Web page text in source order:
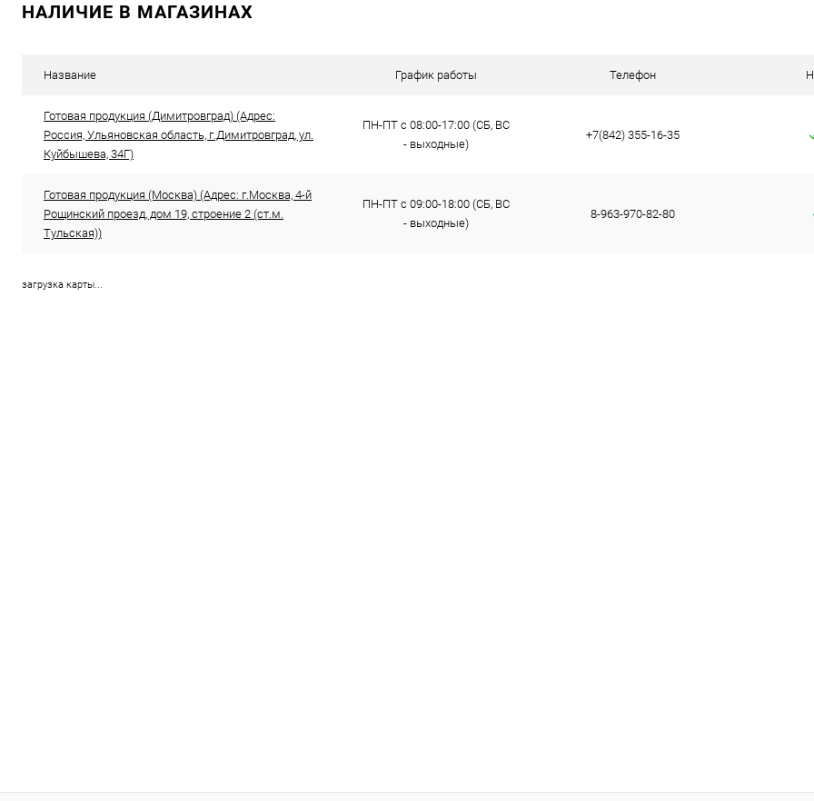
НАЛИЧИЕ В МАГАЗИНАХ
Название График работы Телефон
Готовая продукция (Димитровград) (Адрес:
Россия, Ульяновская область, г.Димитровград, ул.
Куйбышева, 34Г)
ПН-ПТ с 08:00-17:00 (СБ, ВС
- выходные)
+7(842) 355-16-35
Готовая продукция (Москва) (Адрес: г.Москва, 4-й
Рощинский проезд, дом 19, строение 2 (ст.м.
Тульская))
ПН-ПТ с 09:00-18:00 (СБ, ВС
- выходные)
8-963-970-82-80
загрузка карты...